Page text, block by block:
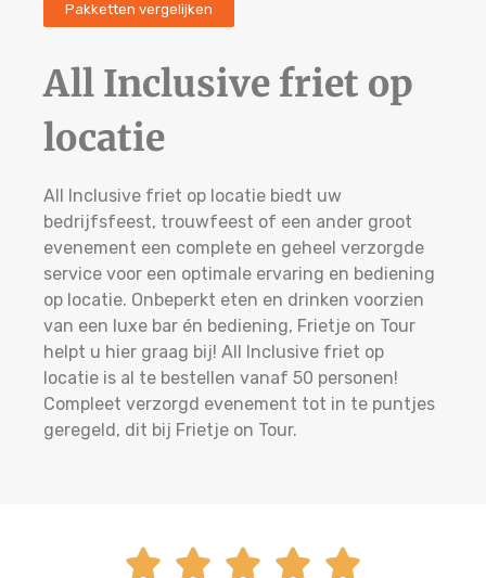
Pakketten vergelijken
All Inclusive friet op
locatie
All Inclusive friet op locatie biedt uw
bedrijfsfeest, trouwfeest of een ander groot
evenement een complete en geheel verzorgde
service voor een optimale ervaring en bediening
op locatie. Onbeperkt eten en drinken voorzien
van een luxe bar én bediening, Frietje on Tour
helpt u hier graag bij! All Inclusive friet op
locatie is al te bestellen vanaf 50 personen!
Compleet verzorgd evenement tot in te puntjes
geregeld, dit bij Frietje on Tour.
    